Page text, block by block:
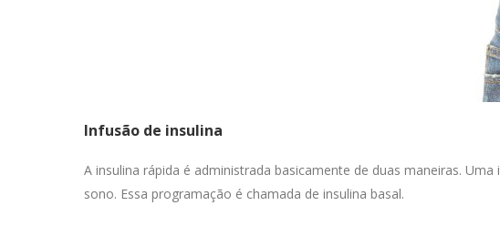
Infusão de insulina
A insulina rápida é administrada basicamente de duas maneiras.
sono. Essa programação é chamada de insulina basal.